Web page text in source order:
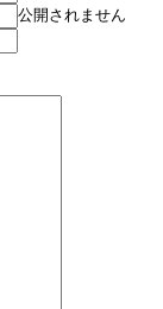
公開されません